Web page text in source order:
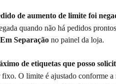
de aumento de limite foi
quando não há pedidos
Em Separação no painel da loja.
de etiquetas que posso
O limite é ajustado conforme a